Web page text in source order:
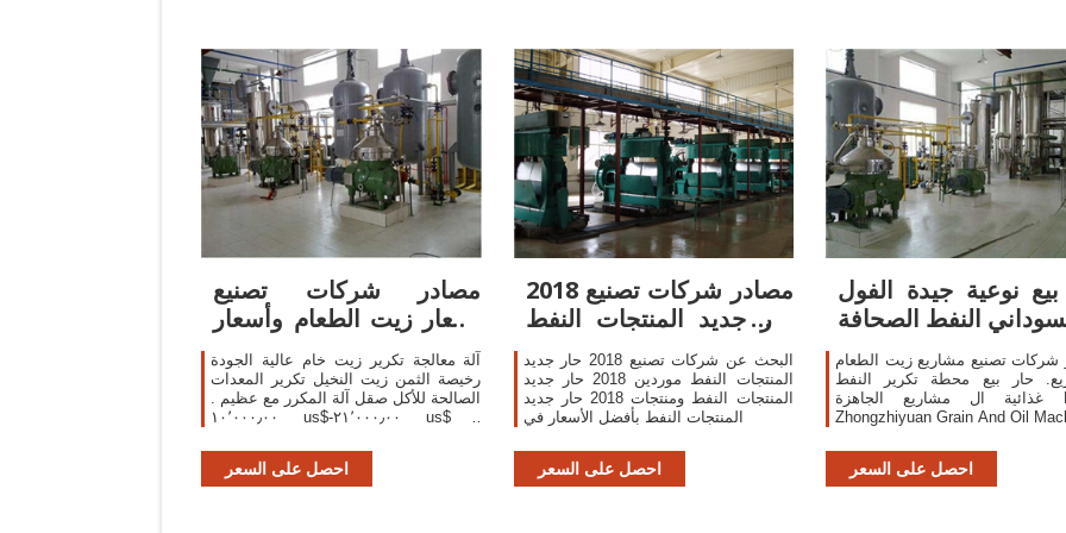
مصادر شركات تصنيع
أسعار زيت الطعام وأسعار
زيت الطعام في
آلة معالجة تكرير زيت خام عالية الجودة
رخيصة الثمن زيت النخيل تكرير المعدات
الصالحة للأكل صقل آلة المكرر مع عظيم .
١٠٬٠٠٠٫٠٠ us$-٢١٬٠٠٠٫٠٠ us$ /
97.0%. الاتصال بالمورد 3 كجم/ساعة سعر
المصنع
احصل على السعر
مصادر شركات تصنيع 2018
حار جديد المنتجات النفط
و2018 حار
البحث عن شركات تصنيع 2018 حار جديد
المنتجات النفط موردين 2018 حار جديد
المنتجات النفط ومنتجات 2018 حار جديد
المنتجات النفط بأفضل الأسعار في
احصل على السعر
نوعية جيدة الفول
النفط الصحافة
شركات تصنيع مشاريع زيت الطعام
حار بيع محطة تكرير النفط
غذائية ال مشاريع الجاهزة Luohe
Zhongzhiyuan Grain And Oil
السوداني الفول السوداني النفط
استخراج آلة و الفول السوداني
احصل على السعر